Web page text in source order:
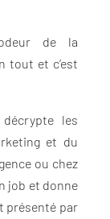
de la
tout et c’est
les
et du
ou chez
job et donne
présenté par